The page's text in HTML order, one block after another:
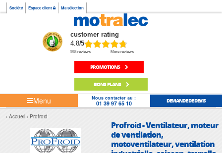
Société Espace client Ma sélection
customer rating
4.8/5
598 reviews More reviews
PROMOTIONS
BONS PLANS
Menu Nous contacter au :
01 39 97 65 10 DEMANDE DE DEVIS
Accueil Profroid
Profroid - Ventilateur, moteur
de ventilation,
motoventilateur, ventilation